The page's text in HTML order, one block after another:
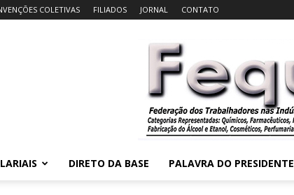
COLETIVAS FILIADOS JORNAL CONTATO
DIRETO DA BASE PALAVRA DO PRESIDENTE